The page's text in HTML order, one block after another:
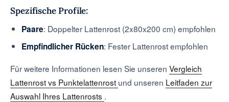
Spezifische Profile:
Paare: Doppelter Lattenrost (2x80x200 cm) empfohlen
Empfindlicher Rücken: Fester Lattenrost empfohlen
Für weitere Informationen lesen Sie unseren Vergleich
Lattenrost vs Punktelattenrost und unseren Leitfaden zur
Auswahl Ihres Lattenrosts .